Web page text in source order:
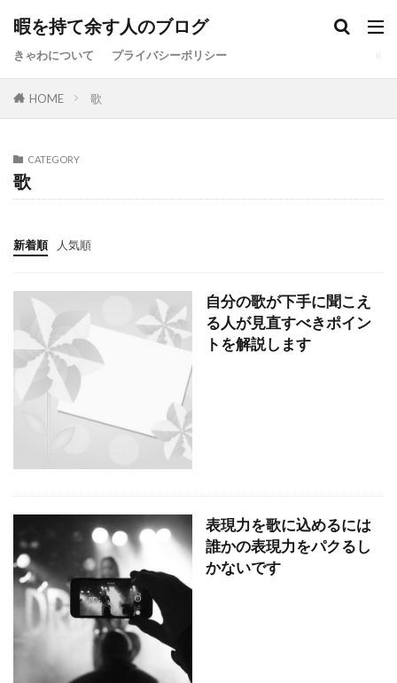
暇を持て余す人のブログ
きゃわについて プライバシーポリシー
HOME 歌
CATEGORY
歌
新着順 人気順
自分の歌が下手に聞こえ
る人が見直すべきポイン
トを解説します
表現力を歌に込めるには
誰かの表現力をパクるし
かないです